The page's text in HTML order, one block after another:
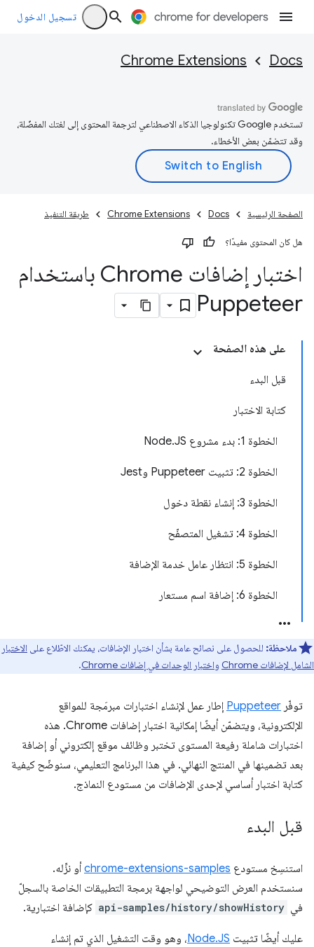
تسجيل الدخول
Docs
Chrome Extensions
تستخدم Google تكنولوجيا الذكاء الاصطناعي لترجمة المحتوى إلى لغتك المفضّلة،
وقد تتضمّن بعض الأخطاء.
الصفحة الرئيسية Docs
Chrome Extensions طريقة التنفيذ
هل كان المحتوى مفيدًا؟
اختبار إضافات Chrome باستخدام
Puppeteer
على هذه الصفحة
قبل البدء
كتابة الاختبار
الخطوة 1: بدء مشروع Node.JS
الخطوة 2: تثبيت Puppeteer وJest
الخطوة 3: إنشاء نقطة دخول
الخطوة 4: تشغيل المتصفّح
الخطوة 5: انتظار عامل خدمة الإضافة
الخطوة 6: إضافة اسم مستعار
ملاحظة: للحصول على نصائح عامة بشأن اختبار الإضافات، يمكنك الاطّلاع على الاختبار
الشامل لإضافات Chrome
واختبار الوحدات في إضافات Chrome .
توفّر Puppeteer إطار عمل لإنشاء اختبارات مبرمَجة للمواقع
الإلكترونية، ويتضمّن أيضًا إمكانية اختبار إضافات Chrome. هذه
اختبارات شاملة رفيعة المستوى تختبر وظائف موقع إلكتروني أو إضافة
بعد تضمينها في المنتج النهائي. في هذا البرنامج التعليمي، سنوضّح كيفية
كتابة اختبار أساسي لإحدى الإضافات من مستودع النماذج.
قبل البدء
استنسِخ مستودع chrome-extensions-samples أو نزِّله.
سنستخدم العرض التوضيحي لواجهة برمجة التطبيقات الخاصة بالسجلّ
في api-samples/history/showHistory كإضافة اختبارية.
عليك أيضًا تثبيت Node.JS، وهو وقت التشغيل الذي تم إنشاء